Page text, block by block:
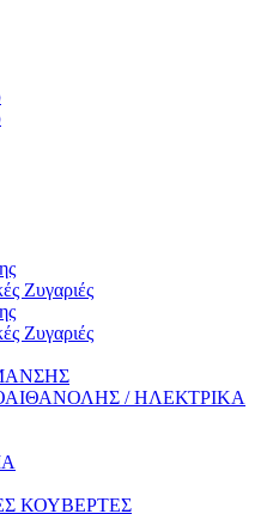
Ζυγαριές
Ζυγαριές
/ ΗΛΕΚΤΡΙΚΑ
ΚΟΥΒΕΡΤΕΣ